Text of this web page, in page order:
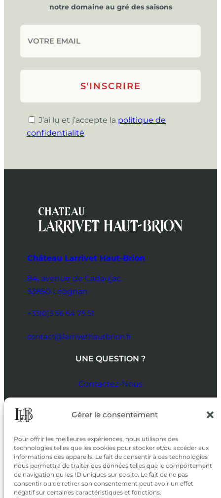
Gérer le consentement
Pour offrir les meilleures expériences, nous utilisons des
technologies telles que les cookies pour stocker et/ou accéder aux
informations des appareils. Le fait de consentir à ces technologies
nous permettra de traiter des données telles que le comportement
de navigation ou les ID uniques sur ce site. Le fait de ne pas
consentir ou de retirer son consentement peut avoir un effet
négatif sur certaines caractéristiques et fonctions.
notre domaine au gré des saisons
J’ai lu et j’accepte la politique de
confidentialité
Château Larrivet Haut-Brion
84, avenue de Cadaujac
33850 Léognan
+33(0)5 56 64 75 51
contact@larrivethautbrion.fr
UNE QUESTION ?
Contactez-Nous
SUIVEZ-NOUS
SUR LES RÉSEAUX